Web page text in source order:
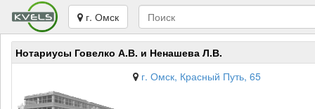
г. Омск
Нотариусы Говелко А.В. и Ненашева Л.В.
г. Омск, Красный Путь, 65